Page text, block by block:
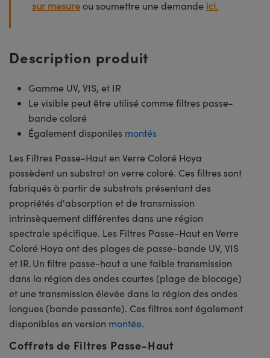
sur mesure ou soumettre une demande ici.
Description produit
Gamme UV, VIS, et IR
Le visible peut être utilisé comme filtres passe-
bande coloré
Également disponiles montés
Les Filtres Passe-Haut en Verre Coloré Hoya
possèdent un substrat on verre coloré. Ces filtres sont
fabriqués à partir de substrats présentant des
propriétés d'absorption et de transmission
intrinsèquement différentes dans une région
spectrale spécifique. Les Filtres Passe-Haut en Verre
Coloré Hoya ont des plages de passe-bande UV, VIS
et IR. Un filtre passe-haut a une faible transmission
dans la région des ondes courtes (plage de blocage)
et une transmission élevée dans la région des ondes
longues (bande passante). Ces filtres sont également
disponibles en version montée.
Coffrets de Filtres Passe-Haut